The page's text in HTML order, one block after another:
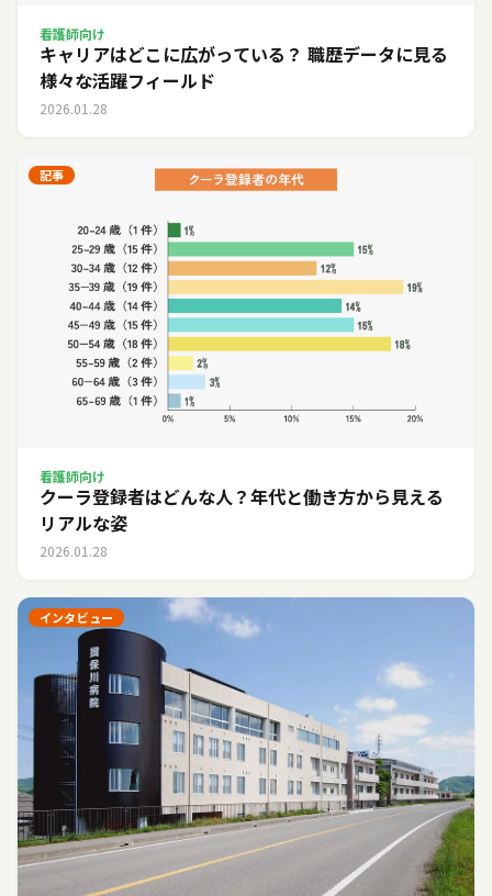
看護師向け
キャリアはどこに広がっている？ 職歴データに見る
様々な活躍フィールド
2026.01.28
記事
看護師向け
クーラ登録者はどんな人？年代と働き方から見える
リアルな姿
2026.01.28
インタビュー